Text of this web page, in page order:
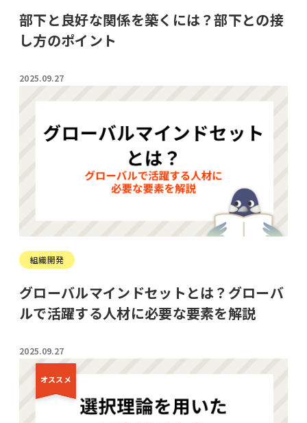
部下と良好な関係を築くには？部下との接
し方のポイント
2025.09.27
組織開発
グローバルマインドセットとは？グローバ
ルで活躍する人材に必要な要素を解説
2025.09.27
オススメ